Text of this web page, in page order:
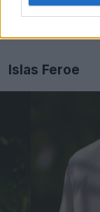
Islas Feroe